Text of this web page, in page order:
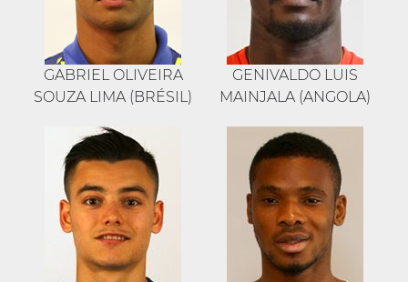
GABRIEL OLIVEIRA
SOUZA LIMA (BRÉSIL)
GENIVALDO LUIS
MAINJALA (ANGOLA)